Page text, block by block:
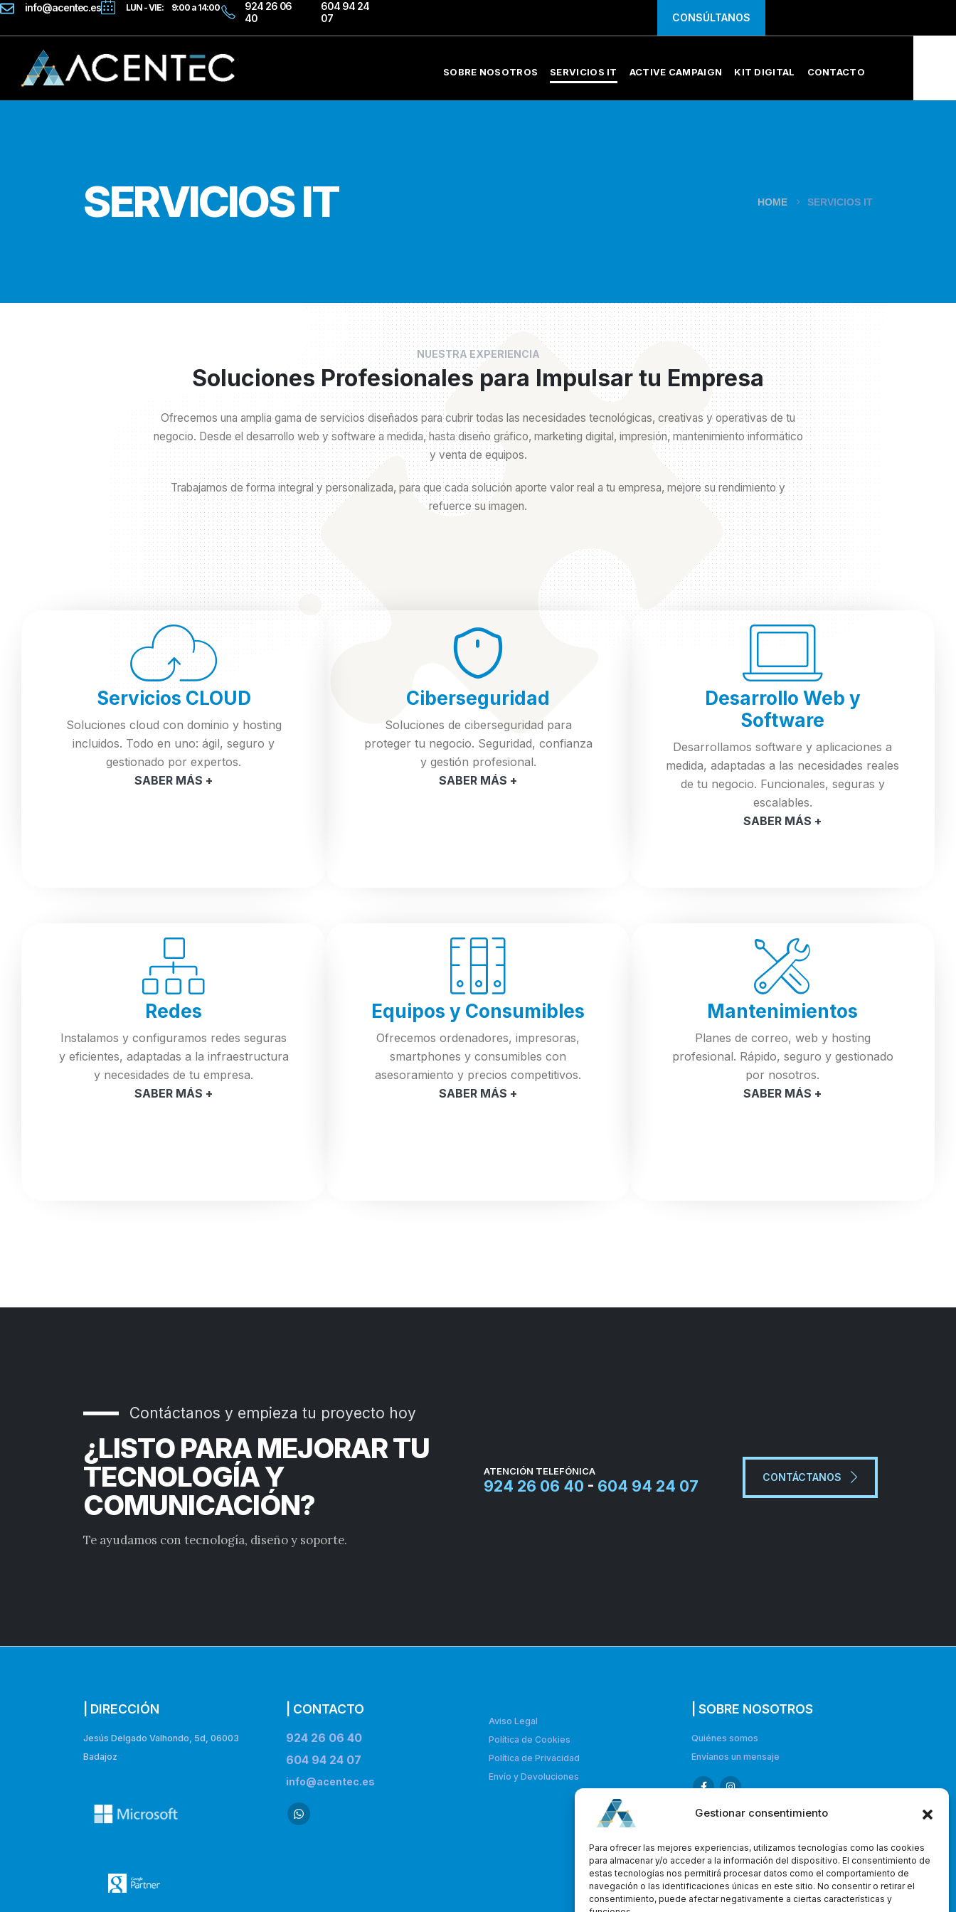
Gestionar consentimiento
Para ofrecer las mejores experiencias, utilizamos tecnologías como las cookies
para almacenar y/o acceder a la información del dispositivo. El consentimiento de
estas tecnologías nos permitirá procesar datos como el comportamiento de
navegación o las identificaciones únicas en este sitio. No consentir o retirar el
consentimiento, puede afectar negativamente a ciertas características y
info@acentec.es LUN - VIE: 9:00 a 14:00
924 26 06
40
604 94 24
07
CONSÚLTANOS
SOBRE NOSOTROS SERVICIOS IT ACTIVE CAMPAIGN KIT DIGITAL CONTACTO
SERVICIOS IT HOME SERVICIOS IT
NUESTRA EXPERIENCIA
Soluciones Profesionales para Impulsar tu Empresa
Ofrecemos una amplia gama de servicios diseñados para cubrir todas las necesidades tecnológicas, creativas y operativas de tu
negocio. Desde el desarrollo web y software a medida, hasta diseño gráfico, marketing digital, impresión, mantenimiento informático
y venta de equipos.
Trabajamos de forma integral y personalizada, para que cada solución aporte valor real a tu empresa, mejore su rendimiento y
refuerce su imagen.
Servicios CLOUD
Soluciones cloud con dominio y hosting
incluidos. Todo en uno: ágil, seguro y
gestionado por expertos.
SABER MÁS +
Ciberseguridad
Soluciones de ciberseguridad para
proteger tu negocio. Seguridad, confianza
y gestión profesional.
SABER MÁS +
Desarrollo Web y
Software
Desarrollamos software y aplicaciones a
medida, adaptadas a las necesidades reales
de tu negocio. Funcionales, seguras y
escalables.
SABER MÁS +
Redes
Instalamos y configuramos redes seguras
y eficientes, adaptadas a la infraestructura
y necesidades de tu empresa.
SABER MÁS +
Equipos y Consumibles
Ofrecemos ordenadores, impresoras,
smartphones y consumibles con
asesoramiento y precios competitivos.
SABER MÁS +
Mantenimientos
Planes de correo, web y hosting
profesional. Rápido, seguro y gestionado
por nosotros.
SABER MÁS +
Contáctanos y empieza tu proyecto hoy
¿LISTO PARA MEJORAR TU
TECNOLOGÍA Y
COMUNICACIÓN?
Te ayudamos con tecnología, diseño y soporte.
ATENCIÓN TELEFÓNICA
924 26 06 40 - 604 94 24 07
CONTÁCTANOS
| DIRECCIÓN
Jesús Delgado Valhondo, 5d, 06003
Badajoz
| CONTACTO
924 26 06 40
604 94 24 07
info@acentec.es
Aviso Legal
Política de Cookies
Política de Privacidad
Envío y Devoluciones
| SOBRE NOSOTROS
Quiénes somos
Envíanos un mensaje